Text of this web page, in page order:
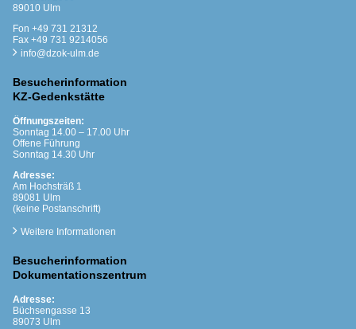
89010 Ulm
Fon +49 731 21312
Fax +49 731 9214056
info@dzok-ulm.de
Besucherinformation
KZ-Gedenkstätte
Öffnungszeiten:
Sonntag 14.00 – 17.00 Uhr
Offene Führung
Sonntag 14.30 Uhr
Adresse:
Am Hochsträß 1
89081 Ulm
(keine Postanschrift)
Weitere Informationen
Besucherinformation
Dokumentationszentrum
Adresse:
Büchsengasse 13
89073 Ulm